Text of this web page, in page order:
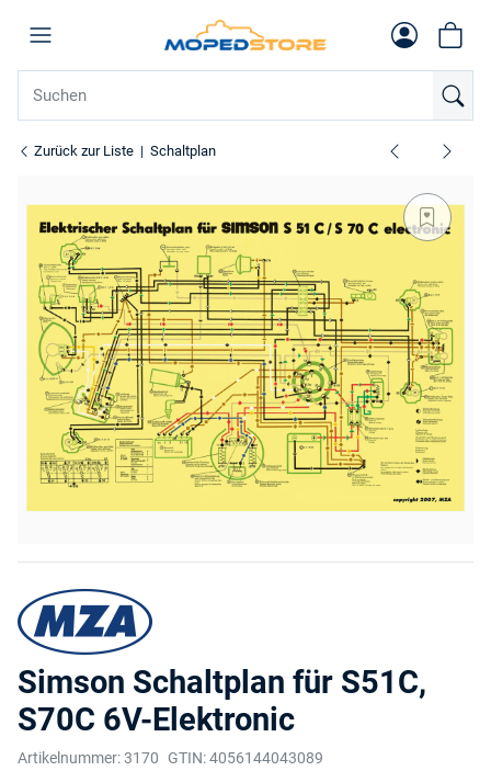
Zurück zur Liste Schaltplan
Simson Schaltplan für S51C,
S70C 6V-Elektronic
Artikelnummer:3170 GTIN:4056144043089